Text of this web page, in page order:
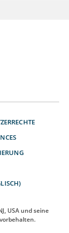
USA und seine